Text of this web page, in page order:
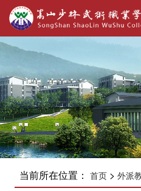
当前所在位置： 首页> 外派